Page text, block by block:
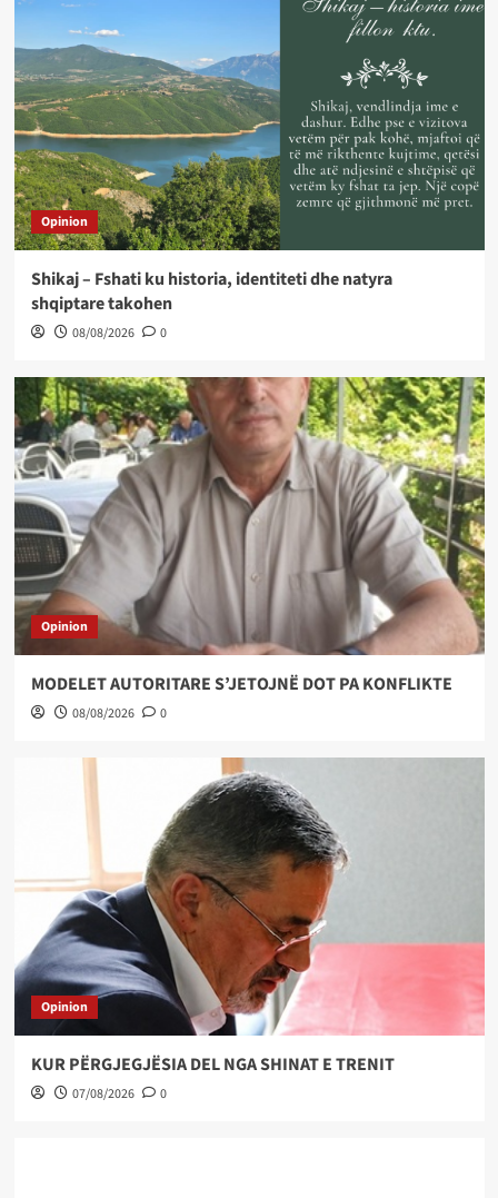
Opinion
Shikaj – Fshati ku historia, identiteti dhe natyra
shqiptare takohen
08/08/2026 0
Opinion
MODELET AUTORITARE S’JETOJNË DOT PA KONFLIKTE
08/08/2026 0
Opinion
KUR PËRGJEGJËSIA DEL NGA SHINAT E TRENIT
07/08/2026 0